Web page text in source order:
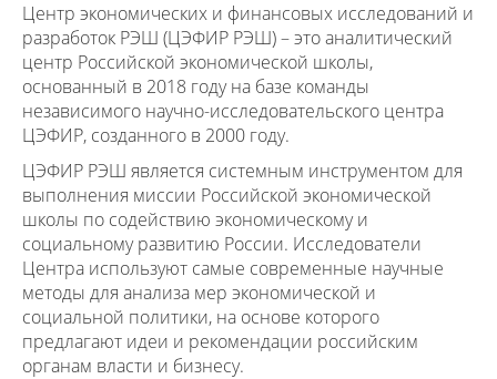
Центр экономических и финансовых исследований и
разработок РЭШ (ЦЭФИР РЭШ) – это аналитический
центр Российской экономической школы,
основанный в 2018 году на базе команды
независимого научно-исследовательского центра
ЦЭФИР, созданного в 2000 году.
ЦЭФИР РЭШ является системным инструментом для
выполнения миссии Российской экономической
школы по содействию экономическому и
социальному развитию России. Исследователи
Центра используют самые современные научные
методы для анализа мер экономической и
социальной политики, на основе которого
предлагают идеи и рекомендации российским
органам власти и бизнесу.